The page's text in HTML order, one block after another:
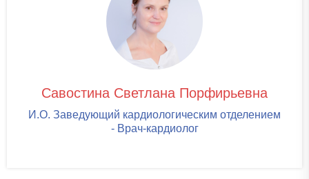
Савостина Светлана Порфирьевна
И.О. Заведующий кардиологическим отделением
- Врач-кардиолог